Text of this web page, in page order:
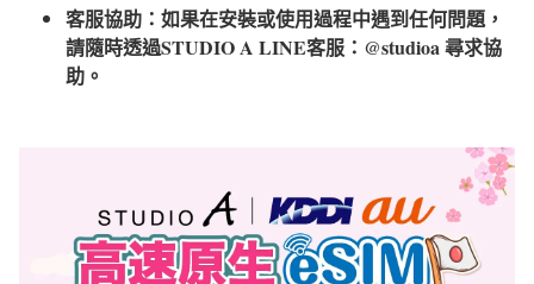
客服協助：如果在安裝或使用過程中遇到任何問題，
請隨時透過STUDIO A LINE客服：@studioa 尋求協
助。